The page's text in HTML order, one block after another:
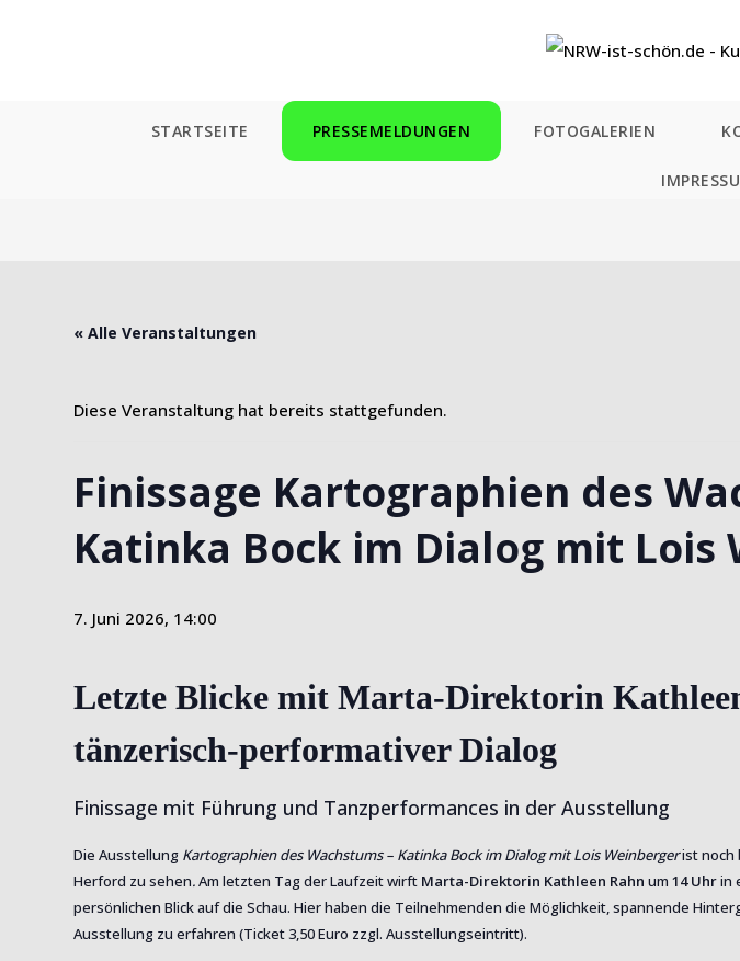
STARTSEITE PRESSEMELDUNGEN FOTOGALERIEN
« Alle Veranstaltungen
Diese Veranstaltung hat bereits stattgefunden.
Finissage Kartographien des
Katinka Bock im Dialog mit Lois
7. Juni 2026, 14:00
Letzte Blicke mit Marta-Direktorin
tänzerisch-performativer Dialog
Finissage mit Führung und Tanzperformances in der Ausstellung
Die Ausstellung Kartographien des Wachstums – Katinka Bock im Dialog mit Lois Weinbergerist noch
Herford zu sehen.Am letzten Tag der Laufzeit wirft Marta-Direktorin Kathleen Rahn um14 Uhrin
persönlichen Blick auf die Schau. Hier haben die Teilnehmenden die Möglichkeit, spannende
Ausstellung zu erfahren (Ticket 3,50 Euro zzgl. Ausstellungseintritt).